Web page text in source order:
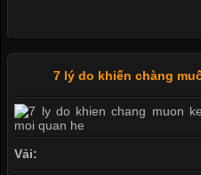
7 lý do khiến chàng
Vải: